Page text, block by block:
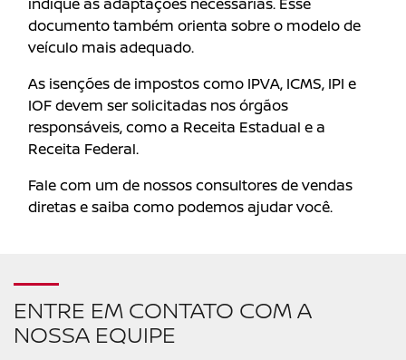
documento também orienta sobre o modelo de
veículo mais adequado.
As isenções de impostos como IPVA, ICMS, IPI e
IOF devem ser solicitadas nos órgãos
responsáveis, como a Receita Estadual e a
Receita Federal.
Fale com um de nossos consultores de vendas
diretas e saiba como podemos ajudar você.
ENTRE EM CONTATO COM A
NOSSA EQUIPE